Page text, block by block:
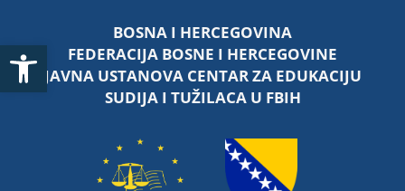
Open toolbar
content
BOSNA I HERCEGOVINA
FEDERACIJA BOSNE I HERCEGOVINE
JAVNA USTANOVA CENTAR ZA EDUKACIJU
SUDIJA I TUŽILACA U FBIH